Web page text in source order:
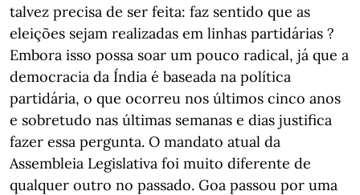
talvez precisa de ser feita: faz sentido que as
eleições sejam realizadas em linhas partidárias ?
Embora isso possa soar um pouco radical, já que a
democracia da Índia é baseada na política
partidária, o que ocorreu nos últimos cinco anos
e sobretudo nas últimas semanas e dias justifica
fazer essa pergunta. O mandato atual da
Assembleia Legislativa foi muito diferente de
qualquer outro no passado. Goa passou por uma